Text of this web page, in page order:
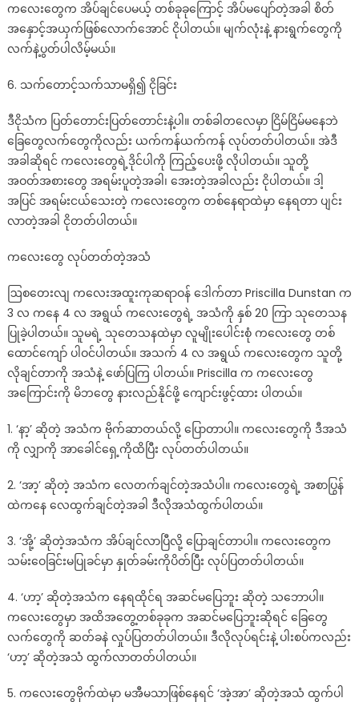
ကလေးတွေက အိပ်ချင်ပေမယ့် တစ်ခုခုကြောင့် အိပ်မပျော်တဲ့အခါ စိတ်
အနှောင့်အယှက်ဖြစ်လောက်အောင် ငိုပါတယ်။ မျက်လုံးနဲ့ နားရွက်တွေကို
လက်နဲ့ပွတ်ပါလိမ့်မယ်။
6. သက်တောင့်သက်သာမရှိ၍ ငိုခြင်း
ဒီငိုသံက ပြတ်တောင်းပြတ်တောင်းနဲ့ပါ။ တစ်ခါတလေမှာ ငြိမ်ငြိမ်မနေဘဲ
ခြေတွေလက်တွေကိုလည်း ယက်ကန်ယက်ကန် လုပ်တတ်ပါတယ်။ အဲဒီ
အခါဆိုရင် ကလေးတွေရဲ့ဒိုင်ပါကို ကြည့်ပေးဖို့ လိုပါတယ်။ သူတို့
အဝတ်အစားတွေ အရမ်းပူတဲ့အခါ၊ အေးတဲ့အခါလည်း ငိုပါတယ်။ ဒါ့
အပြင် အရမ်းငယ်သေးတဲ့ ကလေးတွေက တစ်နေရာထဲမှာ နေရတာ ပျင်း
လာတဲ့အခါ ငိုတတ်ပါတယ်။
ကလေးတွေ လုပ်တတ်တဲ့အသံ
ဩစတေးလျ ကလေးအထူးကုဆရာဝန် ဒေါက်တာ Priscilla Dunstan က
3 လ ကနေ 4 လ အရွယ် ကလေးတွေရဲ့ အသံကို နှစ် 20 ကြာ သုတေသန
ပြုခဲ့ပါတယ်။ သူမရဲ့ သုတေသနထဲမှာ လူမျိုးပေါင်းစုံ ကလေးတွေ တစ်
ထောင်ကျော် ပါဝင်ပါတယ်။ အသက် 4 လ အရွယ် ကလေးတွေက သူတို့
လိုချင်တာကို အသံနဲ့ ဖော်ပြကြ ပါတယ်။ Priscilla က ကလေးတွေ
အကြောင်းကို မိဘတွေ နားလည်နိုင်ဖို့ ကျောင်းဖွင့်ထား ပါတယ်။
1. ‘နာ့’ ဆိုတဲ့ အသံက ဗိုက်ဆာတယ်လို့ ပြောတာပါ။ ကလေးတွေကို ဒီအသံ
ကို လျှာကို အာခေါင်ရှေ့ကိုထိပြီး လုပ်တတ်ပါတယ်။
2. ‘အာ့’ ဆိုတဲ့ အသံက လေတက်ချင်တဲ့အသံပါ။ ကလေးတွေရဲ့ အစာပြွန်
ထဲကနေ လေထွက်ချင်တဲ့အခါ ဒီလိုအသံထွက်ပါတယ်။
3. ‘အို့’ ဆိုတဲ့အသံက အိပ်ချင်လာပြီလို့ ပြောချင်တာပါ။ ကလေးတွေက
သမ်းဝေခြင်းမပြုခင်မှာ နှုတ်ခမ်းကိုပိတ်ပြီး လုပ်ပြတတ်ပါတယ်။
4. ‘ဟာ့’ ဆိုတဲ့အသံက နေရထိုင်ရ အဆင်မပြေဘူး ဆိုတဲ့ သဘောပါ။
ကလေးတွေမှာ အထိအတွေ့တစ်ခုခုက အဆင်မပြေဘူးဆိုရင် ခြေတွေ
လက်တွေကို ဆတ်ခနဲ လှုပ်ပြတတ်ပါတယ်။ ဒီလိုလုပ်ရင်းနဲ့ ပါးစပ်ကလည်း
‘ဟာ့’ ဆိုတဲ့အသံ ထွက်လာတတ်ပါတယ်။
5. ကလေးတွေဗိုက်ထဲမှာ မအီမသာဖြစ်နေရင် ‘အဲ့အာ’ ဆိုတဲ့အသံ ထွက်ပါ